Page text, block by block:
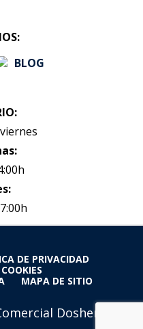
BLOG
DE PRIVACIDAD
MAPA DE SITIO
Dosher